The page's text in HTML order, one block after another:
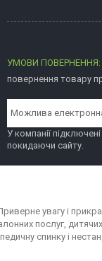
повернення товару
У компанії
покидаючи сайту.
увагу і
послуг,
спинку і